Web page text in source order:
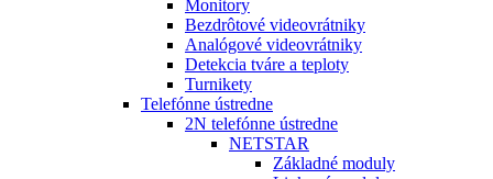
Monitory
Bezdrôtové videovrátniky
Analógové videovrátniky
Detekcia tváre a teploty
Turnikety
Telefónne ústredne
2N telefónne ústredne
NETSTAR
Základné moduly